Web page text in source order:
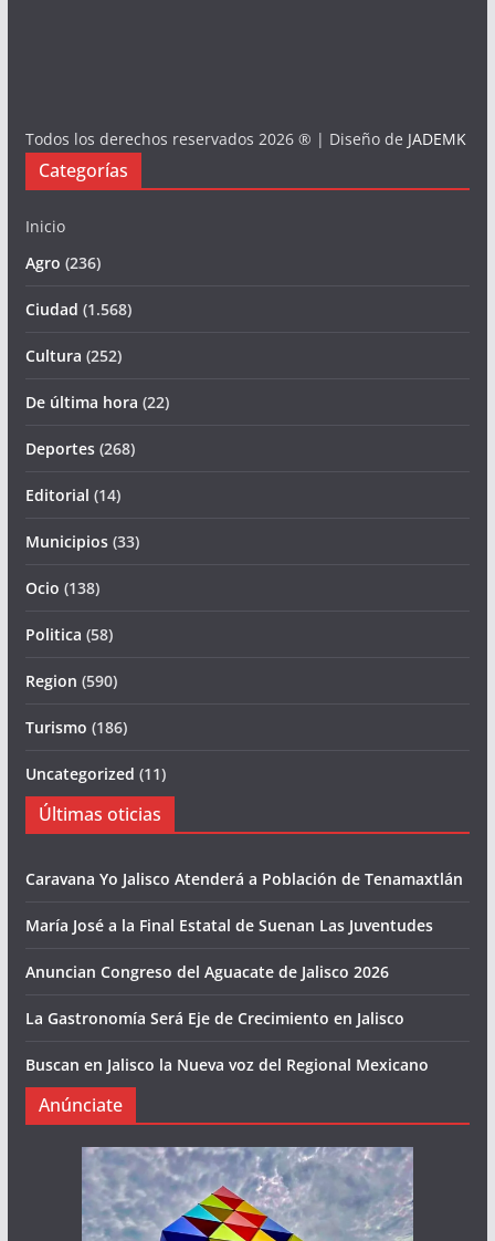
Todos los derechos reservados 2026 ® | Diseño de JADEMK
Categorías
Inicio
Agro (236)
Ciudad (1.568)
Cultura (252)
De última hora (22)
Deportes(268)
Editorial (14)
Municipios(33)
Ocio (138)
Politica (58)
Region (590)
Turismo (186)
Uncategorized (11)
Últimas oticias
Caravana Yo Jalisco Atenderá a Población de Tenamaxtlán
María José a la Final Estatal de Suenan Las Juventudes
Anuncian Congreso del Aguacate de Jalisco 2026
La Gastronomía Será Eje de Crecimiento en Jalisco
Buscan en Jalisco la Nueva voz del Regional Mexicano
Anúnciate